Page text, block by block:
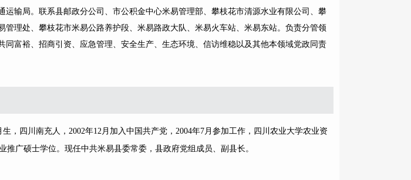
运输局。联系县邮政分公司、市公积金中心米易管理部、攀枝花市清源水业有限公司、攀
管理处、攀枝花市米易公路养护段、米易路政大队、米易火车站、米易东站。负责分管领
同富裕、招商引资、应急管理、安全生产、生态环境、信访维稳以及其他本领域党政同责
四川南充人，2002年12月加入中国共产党，2004年7月参加工作，四川农业大学农业资
推广硕士学位。现任中共米易县委常委，县政府党组成员、副县长。